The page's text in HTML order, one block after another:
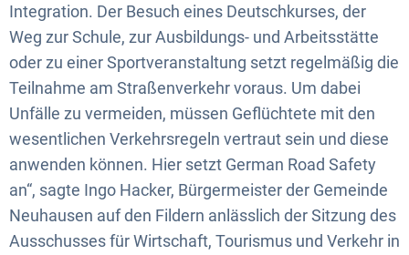
Integration. Der Besuch eines Deutschkurses, der
Weg zur Schule, zur Ausbildungs- und Arbeitsstätte
oder zu einer Sportveranstaltung setzt regelmäßig die
Teilnahme am Straßenverkehr voraus. Um dabei
Unfälle zu vermeiden, müssen Geflüchtete mit den
wesentlichen Verkehrsregeln vertraut sein und diese
anwenden können. Hier setzt German Road Safety
an“, sagte Ingo Hacker, Bürgermeister der Gemeinde
Neuhausen auf den Fildern anlässlich der Sitzung des
Ausschusses für Wirtschaft, Tourismus und Verkehr in